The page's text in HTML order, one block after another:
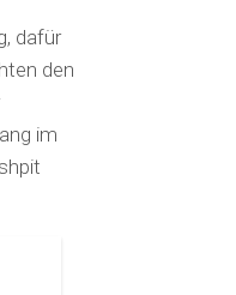
dafür
den
im